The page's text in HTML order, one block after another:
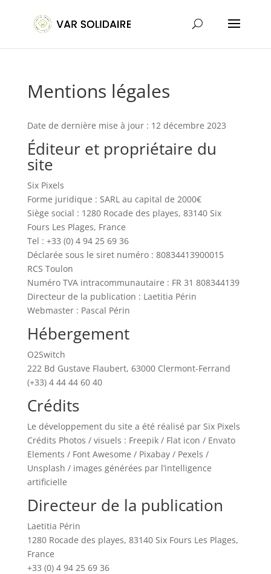
Mentions légales
Date de dernière mise à jour : 12 décembre 2023
Éditeur et propriétaire du
site
Six Pixels
Forme juridique : SARL au capital de 2000€
Siège social : 1280 Rocade des playes, 83140 Six
Fours Les Plages, France
Tel : +33 (0) 4 94 25 69 36
Déclarée sous le siret numéro : 80834413900015
RCS Toulon
Numéro TVA intracommunautaire : FR 31 808344139
Directeur de la publication : Laetitia Périn
Webmaster : Pascal Périn
Hébergement
O2Switch
222 Bd Gustave Flaubert, 63000 Clermont-Ferrand
(+33) 4 44 44 60 40
Crédits
Le développement du site a été réalisé par Six Pixels
Crédits Photos / visuels : Freepik / Flat icon / Envato
Elements / Font Awesome / Pixabay / Pexels /
Unsplash / images générées par l’intelligence
artificielle
Directeur de la publication
Laetitia Périn
1280 Rocade des playes, 83140 Six Fours Les Plages,
France
+33 (0) 4 94 25 69 36